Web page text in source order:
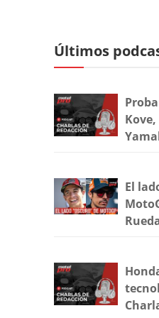
Últimos
El